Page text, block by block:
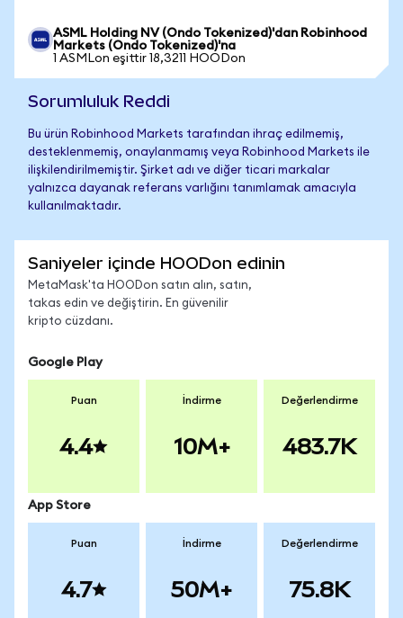
ASML Holding NV (Ondo Tokenized)'dan Robinhood
Markets (Ondo Tokenized)'na
1 ASMLon eşittir 18,3211 HOODon
Sorumluluk Reddi
Bu ürün Robinhood Markets tarafından ihraç edilmemiş,
desteklenmemiş, onaylanmamış veya Robinhood Markets ile
ilişkilendirilmemiştir. Şirket adı ve diğer ticari markalar
yalnızca dayanak referans varlığını tanımlamak amacıyla
kullanılmaktadır.
Saniyeler içinde HOODon edinin
MetaMask'ta HOODon satın alın, satın,
takas edin ve değiştirin. En güvenilir
kripto cüzdanı.
Google Play
Puan
4.4
İndirme
10M+
Değerlendirme
483.7K
App Store
Puan
4.7
İndirme
50M+
Değerlendirme
75.8K